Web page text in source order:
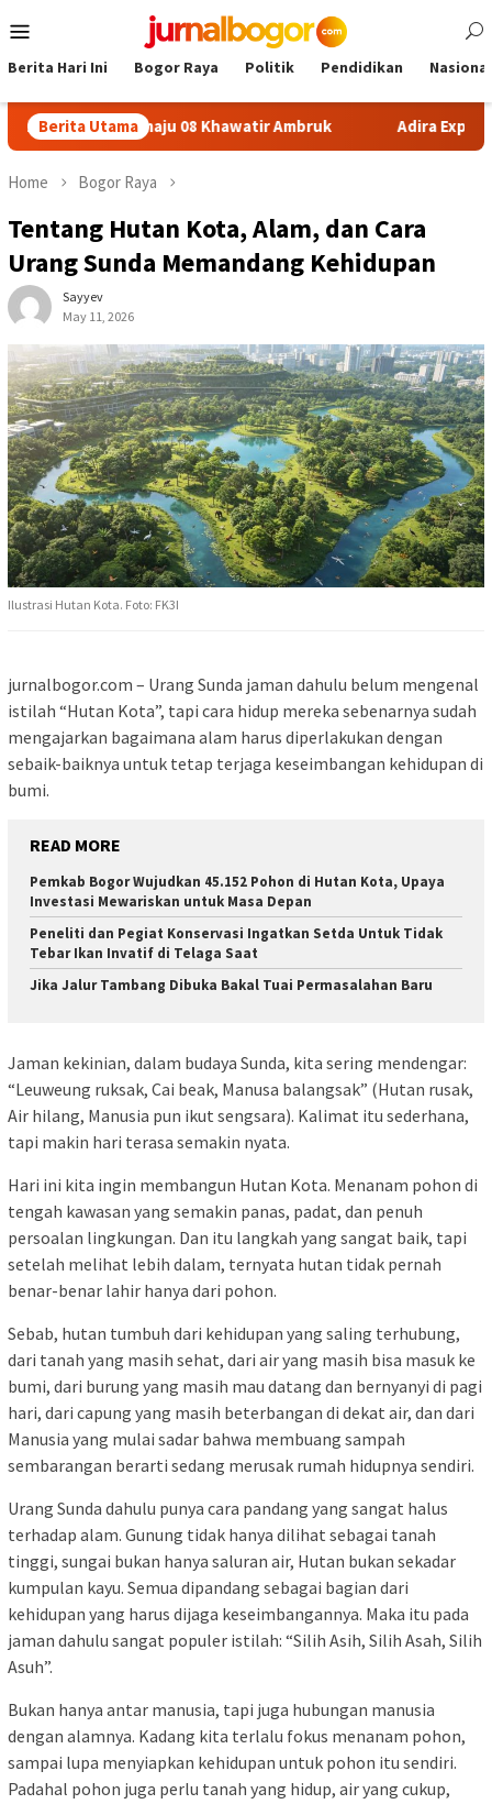
to
Menu
Berita Hari Ini Bogor Raya Politik Pendidikan Nasional
Berita Utama
Sukamaju 08 Khawatir Ambruk Adira Expo Merdeka
Home Bogor Raya
Tentang Hutan Kota, Alam, dan Cara
Urang Sunda Memandang Kehidupan
Sayyev
May 11, 2026
Ilustrasi Hutan Kota. Foto: FK3I
jurnalbogor.com – Urang Sunda jaman dahulu belum mengenal
istilah “Hutan Kota”, tapi cara hidup mereka sebenarnya sudah
mengajarkan bagaimana alam harus diperlakukan dengan
sebaik-baiknya untuk tetap terjaga keseimbangan kehidupan di
bumi.
READ MORE
Pemkab Bogor Wujudkan 45.152 Pohon di Hutan Kota, Upaya
Investasi Mewariskan untuk Masa Depan
Peneliti dan Pegiat Konservasi Ingatkan Setda Untuk Tidak
Tebar Ikan Invatif di Telaga Saat
Jika Jalur Tambang Dibuka Bakal Tuai Permasalahan Baru
Jaman kekinian, dalam budaya Sunda, kita sering mendengar:
“Leuweung ruksak, Cai beak, Manusa balangsak” (Hutan rusak,
Air hilang, Manusia pun ikut sengsara). Kalimat itu sederhana,
tapi makin hari terasa semakin nyata.
Hari ini kita ingin membangun Hutan Kota. Menanam pohon di
tengah kawasan yang semakin panas, padat, dan penuh
persoalan lingkungan. Dan itu langkah yang sangat baik, tapi
setelah melihat lebih dalam, ternyata hutan tidak pernah
benar-benar lahir hanya dari pohon.
Sebab, hutan tumbuh dari kehidupan yang saling terhubung,
dari tanah yang masih sehat, dari air yang masih bisa masuk ke
bumi, dari burung yang masih mau datang dan bernyanyi di pagi
hari, dari capung yang masih beterbangan di dekat air, dan dari
Manusia yang mulai sadar bahwa membuang sampah
sembarangan berarti sedang merusak rumah hidupnya sendiri.
Urang Sunda dahulu punya cara pandang yang sangat halus
terhadap alam. Gunung tidak hanya dilihat sebagai tanah
tinggi, sungai bukan hanya saluran air, Hutan bukan sekadar
kumpulan kayu. Semua dipandang sebagai bagian dari
kehidupan yang harus dijaga keseimbangannya. Maka itu pada
jaman dahulu sangat populer istilah: “Silih Asih, Silih Asah, Silih
Asuh”.
Bukan hanya antar manusia, tapi juga hubungan manusia
dengan alamnya. Kadang kita terlalu fokus menanam pohon,
sampai lupa menyiapkan kehidupan untuk pohon itu sendiri.
Padahal pohon juga perlu tanah yang hidup, air yang cukup,